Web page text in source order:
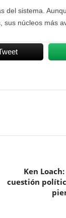
del sistema.
sus núcleos más
Ken
cuestión